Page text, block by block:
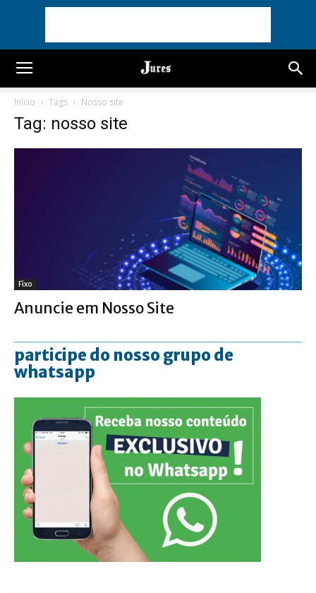
Início Tags Nosso site
Tag: nosso site
Fixo
Anuncie em Nosso Site
participe do nosso grupo de
whatsapp